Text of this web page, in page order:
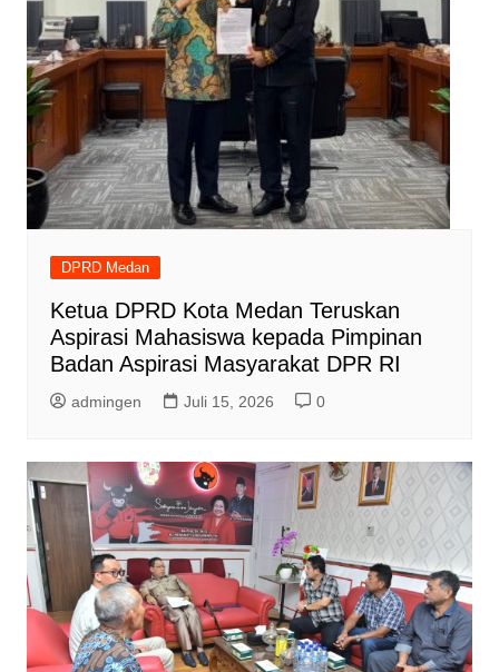
DPRD Medan
Ketua DPRD Kota Medan Teruskan
Aspirasi Mahasiswa kepada Pimpinan
Badan Aspirasi Masyarakat DPR RI
admingen Juli 15, 2026 0